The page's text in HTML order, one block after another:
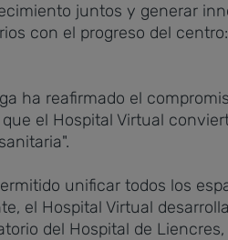
juntos y generar
con el progreso del
ha reafirmado el
el Hospital Virtual
unificar todos los
el Hospital Virtual
del Hospital de